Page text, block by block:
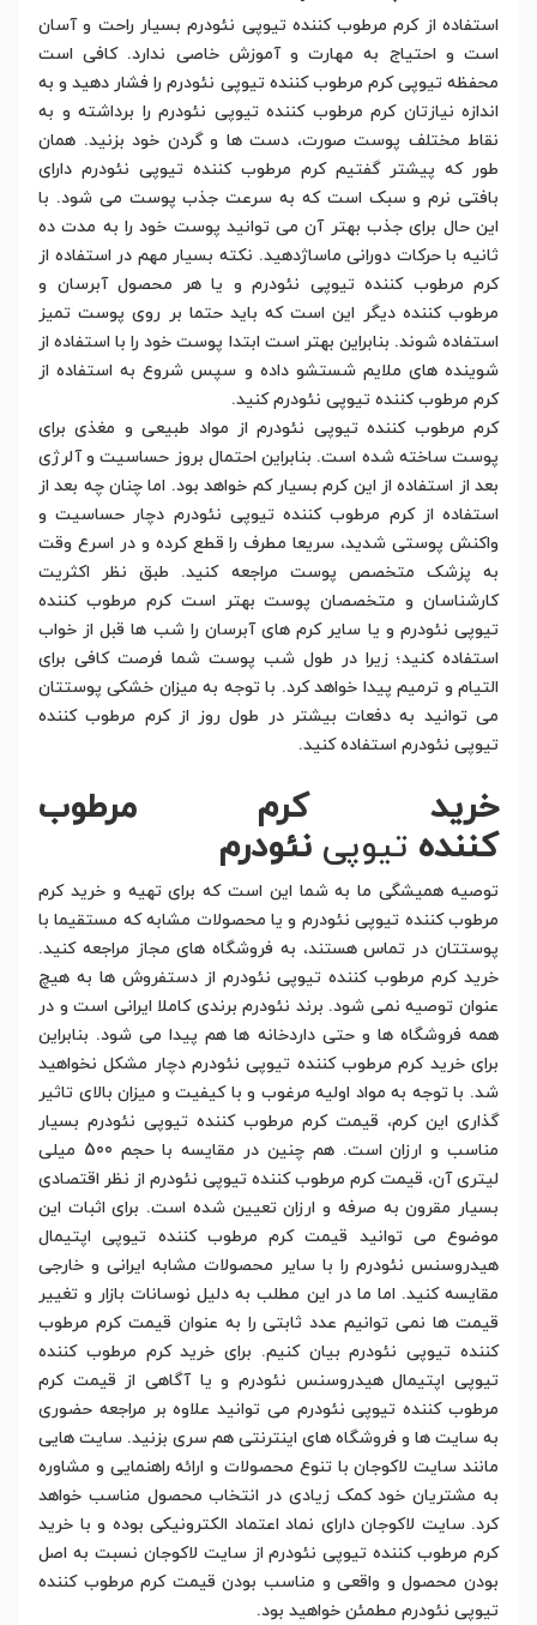
استفاده از کرم مرطوب کننده تیوپی نئودرم بسیار راحت و آسان
است و احتیاج به مهارت و آموزش خاصی ندارد. کافی است
محفظه تیوپی کرم مرطوب کننده تیوپی نئودرم را فشار دهید و به
اندازه نیازتان کرم مرطوب کننده تیوپی نئودرم را برداشته و به
نقاط مختلف پوست صورت، دست ها و گردن خود بزنید. همان
طور که پیشتر گفتیم کرم مرطوب کننده تیوپی نئودرم دارای
بافتی نرم و سبک است که به سرعت جذب پوست می شود. با
این حال برای جذب بهتر آن می توانید پوست خود را به مدت ده
ثانیه با حرکات دورانی ماساژدهید. نکته بسیار مهم در استفاده از
کرم مرطوب کننده تیوپی نئودرم و یا هر محصول آبرسان و
مرطوب کننده دیگر این است که باید حتما بر روی پوست تمیز
استفاده شوند. بنابراین بهتر است ابتدا پوست خود را با استفاده از
شوینده های ملایم شستشو داده و سپس شروع به استفاده از
کرم مرطوب کننده تیوپی نئودرم کنید.
کرم مرطوب کننده تیوپی نئودرم از مواد طبیعی و مغذی برای
پوست ساخته شده است. بنابراین احتمال بروز حساسیت و آلرژی
بعد از استفاده از این کرم بسیار کم خواهد بود. اما چنان چه بعد از
استفاده از کرم مرطوب کننده تیوپی نئودرم دچار حساسیت و
واکنش پوستی شدید، سریعا مطرف را قطع کرده و در اسرع وقت
به پزشک متخصص پوست مراجعه کنید. طبق نظر اکثریت
کارشناسان و متخصصان پوست بهتر است کرم مرطوب کننده
تیوپی نئودرم و یا سایر کرم های آبرسان را شب ها قبل از خواب
استفاده کنید؛ زیرا در طول شب پوست شما فرصت کافی برای
التیام و ترمیم پیدا خواهد کرد. با توجه به میزان خشکی پوستتان
می توانید به دفعات بیشتر در طول روز از کرم مرطوب کننده
تیوپی نئودرم استفاده کنید.
خرید کرم مرطوب
کننده تیوپی نئودرم
توصیه همیشگی ما به شما این است که برای تهیه و خرید کرم
مرطوب کننده تیوپی نئودرم و یا محصولات مشابه که مستقیما با
پوستتان در تماس هستند، به فروشگاه های مجاز مراجعه کنید.
خرید کرم مرطوب کننده تیوپی نئودرم از دستفروش ها به هیچ
عنوان توصیه نمی شود. برند نئودرم برندی کاملا ایرانی است و در
همه فروشگاه ها و حتی داردخانه ها هم پیدا می شود. بنابراین
برای خرید کرم مرطوب کننده تیوپی نئودرم دچار مشکل نخواهید
شد. با توجه به مواد اولیه مرغوب و با کیفیت و میزان بالای تاثیر
گذاری این کرم، قیمت کرم مرطوب کننده تیوپی نئودرم بسیار
مناسب و ارزان است. هم چنین در مقایسه با حجم 500 میلی
لیتری آن، قیمت کرم مرطوب کننده تیوپی نئودرم از نظر اقتصادی
بسیار مقرون به صرفه و ارزان تعیین شده است. برای اثبات این
موضوع می توانید قیمت کرم مرطوب کننده تیوپی اپتیمال
هیدروسنس نئودرم را با سایر محصولات مشابه ایرانی و خارجی
مقایسه کنید. اما ما در این مطلب به دلیل نوسانات بازار و تغییر
قیمت ها نمی توانیم عدد ثابتی را به عنوان قیمت کرم مرطوب
کننده تیوپی نئودرم بیان کنیم. برای خرید کرم مرطوب کننده
تیوپی اپتیمال هیدروسنس نئودرم و یا آگاهی از قیمت کرم
مرطوب کننده تیوپی نئودرم می توانید علاوه بر مراجعه حضوری
به سایت ها و فروشگاه های اینترنتی هم سری بزنید. سایت هایی
مانند سایت لاکوجان با تنوع محصولات و ارائه راهنمایی و مشاوره
به مشتریان خود کمک زیادی در انتخاب محصول مناسب خواهد
کرد. سایت لاکوجان دارای نماد اعتماد الکترونیکی بوده و با خرید
کرم مرطوب کننده تیوپی نئودرم از سایت لاکوجان نسبت به اصل
بودن محصول و واقعی و مناسب بودن قیمت کرم مرطوب کننده
تیوپی نئودرم مطمئن خواهید بود.